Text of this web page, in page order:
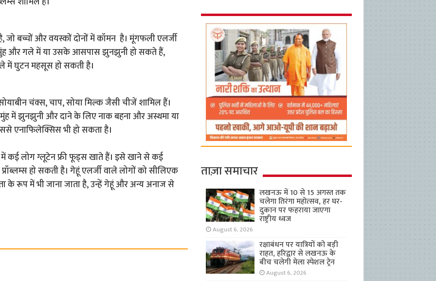
बच्चों और वयस्कों दोनों में कॉमन है। मूंगफली एलर्जी
और गले में या उसके आसपास झुनझुनी हो सकते हैं,
में घुटन महसूस हो सकती है।
चंक्स, चाप, सोया मिल्क जैसी चीजें शामिल हैं।
में झुनझुनी और दाने के लिए नाक बहना और अस्थमा या
एनाफिलेक्सिस भी हो सकता है।
कई लोग ग्लूटेन फ्री फूड्स खाते हैं। इसे खाने से कई
हो सकती है। गेहूं एलर्जी वाले लोगों को सीलिएक
के रूप में भी जाना जाता है, उन्हें गेहूं और अन्य अनाज से
ताज़ा समाचार
लखनऊ में 10 से 15 अगस्त तक
चलेगा तिरंगा महोत्सव, हर घर-
दुकान पर फहराया जाएगा
राष्ट्रीय ध्वज
August 6, 2026
रक्षाबंधन पर यात्रियों को बड़ी
राहत, हरिद्वार से लखनऊ के
बीच चलेगी मेला स्पेशल ट्रेन
August 6, 2026